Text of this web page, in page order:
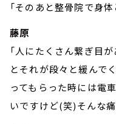
「そのあと整骨院で身
藤原
「人にたくさん繋ぎ目
とそれが段々と緩んで
ってもらった時には電
いですけど(笑)そんな痛